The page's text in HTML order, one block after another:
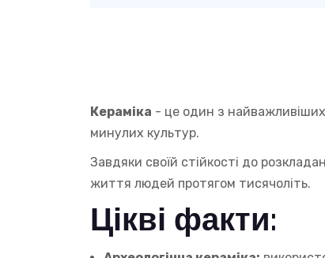
Кераміка - це один з найважливіших
минулих культур.
Завдяки своїй стійкості до
життя людей протягом тисячоліть.
Цікві факти: